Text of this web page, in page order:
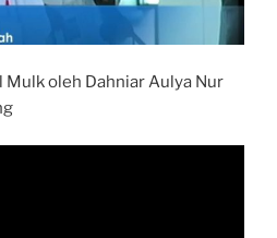
Mulk oleh Dahniar Aulya Nur